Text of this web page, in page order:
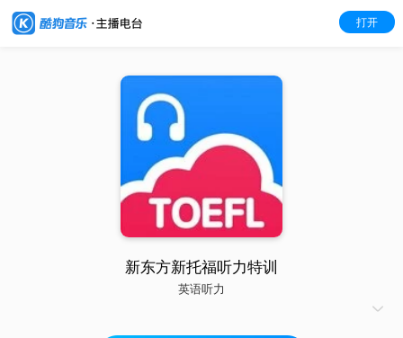
打开
新东方新托福听力特训
英语听力